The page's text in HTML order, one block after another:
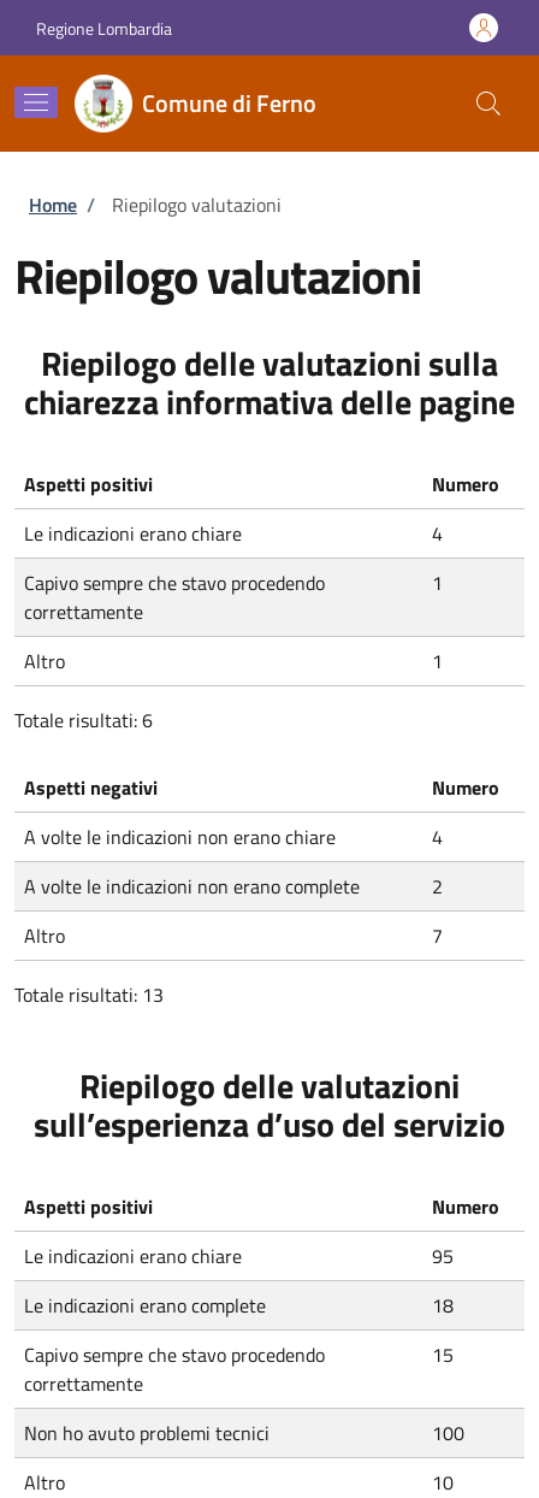
Regione Lombardia
Comune di Ferno
Briciole di pane
Home / Riepilogo valutazioni
Riepilogo valutazioni
Riepilogo delle valutazioni sulla
chiarezza informativa delle pagine
Aspetti positivi
Numero
Le indicazioni erano chiare
4
Capivo sempre che stavo procedendo
correttamente
1
Altro 1
Totale risultati: 6
Aspetti negativi
Numero
A volte le indicazioni non erano chiare
4
A volte le indicazioni non erano complete
2
Altro
7
Totale risultati: 13
Riepilogo delle valutazioni
sull’esperienza d’uso del servizio
Aspetti positivi
Numero
Le indicazioni erano chiare
95
Le indicazioni erano complete
18
Capivo sempre che stavo procedendo
correttamente
15
Non ho avuto problemi tecnici
100
Altro
10